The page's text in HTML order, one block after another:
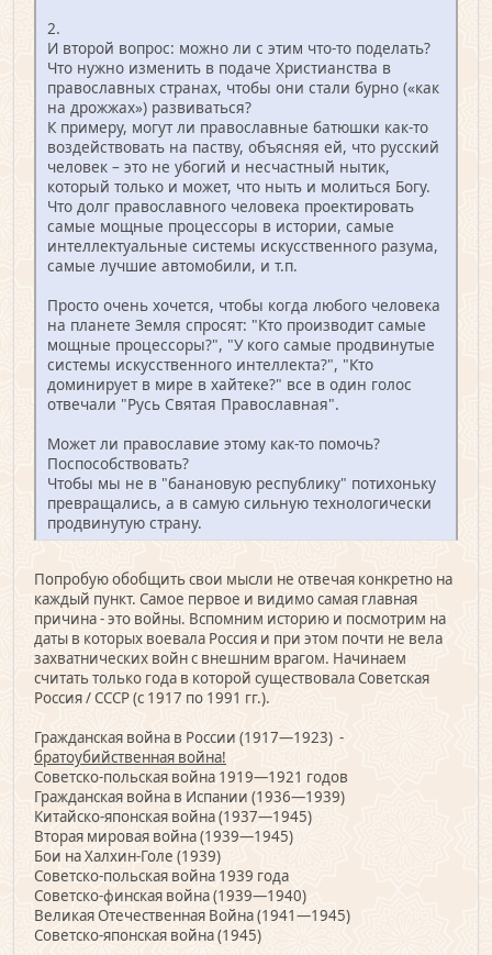
2.
И второй вопрос: можно ли с этим что-то поделать?
Что нужно изменить в подаче Христианства в
православных странах, чтобы они стали бурно («как
на дрожжах») развиваться?
К примеру, могут ли православные батюшки как-то
воздействовать на паству, объясняя ей, что русский
человек – это не убогий и несчастный нытик,
который только и может, что ныть и молиться Богу.
Что долг православного человека проектировать
самые мощные процессоры в истории, самые
интеллектуальные системы искусственного разума,
самые лучшие автомобили, и т.п.
Просто очень хочется, чтобы когда любого человека
на планете Земля спросят: "Кто производит самые
мощные процессоры?", "У кого самые продвинутые
системы искусственного интеллекта?", "Кто
доминирует в мире в хайтеке?" все в один голос
отвечали "Русь Святая Православная".
Может ли православие этому как-то помочь?
Поспособствовать?
Чтобы мы не в "банановую республику" потихоньку
превращались, а в самую сильную технологически
продвинутую страну.
Попробую обобщить свои мысли не отвечая конкретно на
каждый пункт. Самое первое и видимо самая главная
причина - это войны. Вспомним историю и посмотрим на
даты в которых воевала Россия и при этом почти не вела
захватнических войн с внешним врагом. Начинаем
считать только года в которой существовала Советская
Россия / СССР (с 1917 по 1991 гг.).
Гражданская война в России (1917—1923) -
братоубийственная война!
Советско-польская война 1919—1921 годов
Гражданская война в Испании (1936—1939)
Китайско-японская война (1937—1945)
Вторая мировая война (1939—1945)
Бои на Халхин-Голе (1939)
Советско-польская война 1939 года
Советско-финская война (1939—1940)
Великая Отечественная Война (1941—1945)
Советско-японская война (1945)